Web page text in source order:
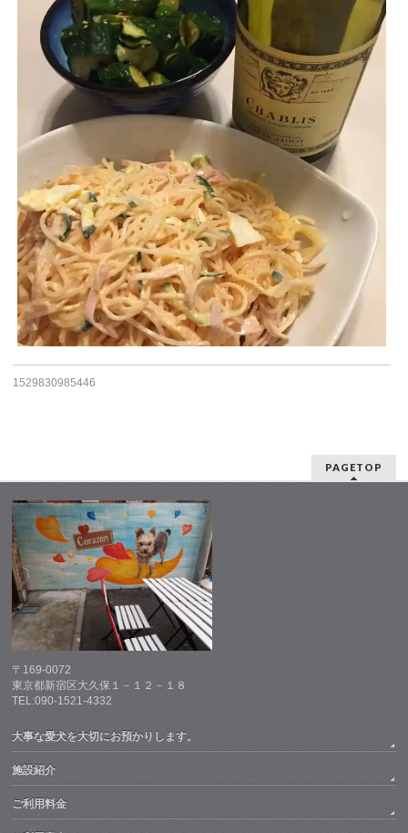
1529830985446
PAGETOP
〒169-0072
東京都新宿区大久保１－１２－１８
TEL:090-1521-4332
大事な愛犬を大切にお預かりします。
施設紹介
ご利用料金